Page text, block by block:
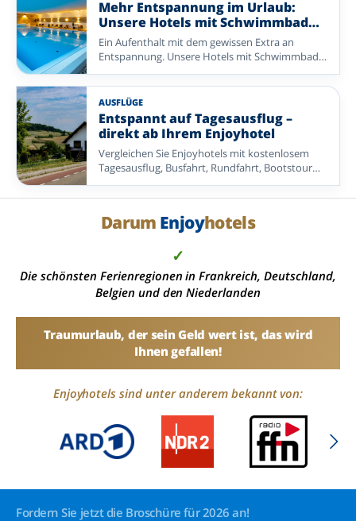
reichhaltigen Frühstücksbuffets und leckeren
Abendessen bis zu schönen Extras, die Ihren
Aufenthalt noch angenehmer machen: Hier
bekommen Sie viel Urlaub zu einem attraktiven
Preis. So bleibt Ihnen mehr Zeit zum
Entspannen, Entdecken und Genießen – mit
einem Angebot, das sein Geld wert ist.
Entdecken Sie eine abwechslungsreiche Auswahl
an Enjoyhotels in den Niederlanden,
Mehr Entspannung im Urlaub:
Unsere Hotels mit Schwimmbad
entdecken
Ein Aufenthalt mit dem gewissen Extra an
Entspannung. Unsere Hotels mit Schwimmbad
bieten die perfekte Kombination aus Komfort,
Genuss und wohltuender Erholung.
AUSFLÜGE
Entspannt auf Tagesausflug –
direkt ab Ihrem Enjoyhotel
Vergleichen Sie Enjoyhotels mit kostenlosem
Tagesausflug, Busfahrt, Rundfahrt, Bootstour
oder einer anderen organisierten Exkursion.
Ideal, wenn Sie ohne eigene Routenplanung
Darum Enjoyhotels
✓
Die schönsten Ferienregionen in Frankreich, Deutschland,
Belgien und den Niederlanden
Traumurlaub, der sein Geld wert ist, das wird
Ihnen gefallen!
Enjoyhotels sind unter anderem bekannt von:
Fordern Sie jetzt die Broschüre für 2026 an!